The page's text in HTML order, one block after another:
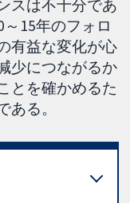
スは不十分であ
15年のフォロ
有益な変化が心
少につながるか
とを確かめるた
る。